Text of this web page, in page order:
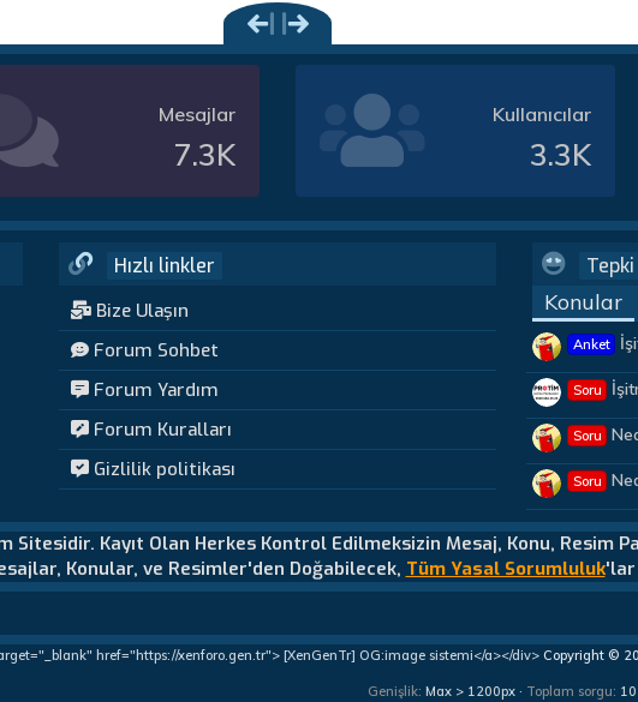
Mesajlar
7.3K
Kullanıcılar
3.3K
Hızlı linkler
Bize Ulaşın
Forum Sohbet
Forum Yardım
Forum Kuralları
Gizlilik politikası
Konular
Anket
Soru
Soru
Soru
Sitesidir. Kayıt Olan Herkes Kontrol Edilmeksizin Mesaj, Konu, Resim
Konular, ve Resimler'den Doğabilecek, Tüm Yasal Sorumluluk'lar
href="https://xenforo.gen.tr"> [XenGenTr] OG:image sistemi</a></div> Copyright ©
Genişlik Toplam sorgu 10